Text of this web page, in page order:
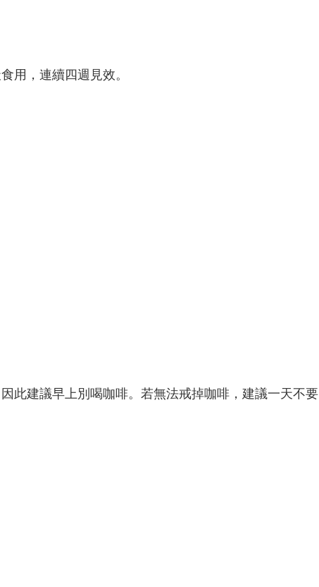
用，連續四週見效。
此建議早上別喝咖啡。若無法戒掉咖啡，建議一天不要